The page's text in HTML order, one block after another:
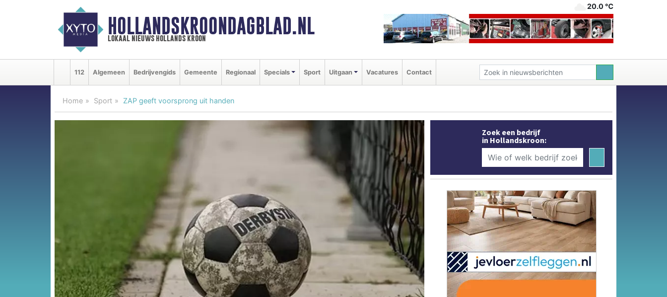
HOLLANDSKROONDAGBLAD.NL
lokaal nieuws hollands kroon
20.0 ℃
112 Algemeen Bedrijvengids Gemeente Regionaal Specials Sport Uitgaan Vacatures Contact
Home Sport ZAP geeft voorsprong uit handen
Zoek een bedrijf
in Hollandskroon: